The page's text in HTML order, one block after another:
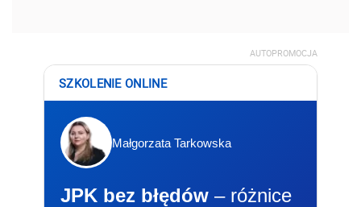
AUTOPROMOCJA
SZKOLENIE ONLINE
Małgorzata Tarkowska
JPK bez błędów – różnice